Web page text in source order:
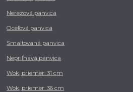
Nerezová panvica
Oceľová panvica
Smaltovaná panvica
Nepriľnavá panvica
Wok, priemer: 31 cm
Wok, priemer: 36 cm